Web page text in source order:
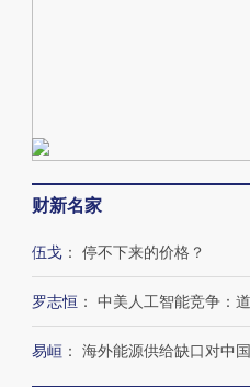
财新名家
伍戈 ： 停不下来的价格？
罗志恒 ： 中美人工智能竞争：
易峘 ： 海外能源供给缺口对中